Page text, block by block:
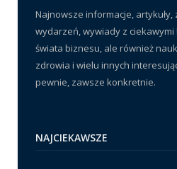
Najnowsze informacje, artykuły,
wydarzeń, wywiady z ciekawymi
świata biznesu, ale również
zdrowia i wielu innych
pewnie, zawsze konkretnie.
NAJCIEKAWSZE